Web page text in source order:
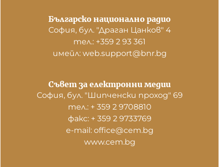
Българско национално радио
София, бул. "Драган Цанков" 4
тел.: +359 2 93 361
имейл: web.support@bnr.bg
Съвет за електронни медии
София, бул. "Шипченски проход" 69
тел.: + 359 2 9708810
факс: + 359 2 9733769
е-mail: office@cem.bg
www.cem.bg